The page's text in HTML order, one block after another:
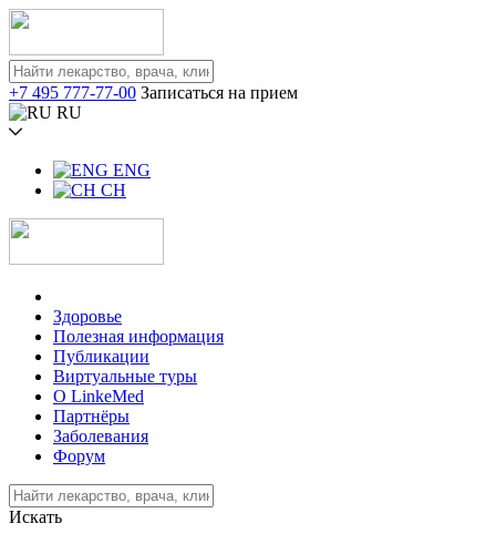
+7 495 777-77-00 Записаться на прием
RU
ENG
CH
Здоровье
Полезная информация
Публикации
Виртуальные туры
О LinkeMed
Партнёры
Заболевания
Форум
Искать